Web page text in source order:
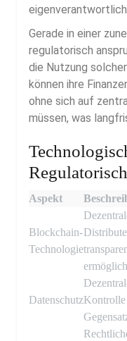
Gerade in einer
regulatorisch
die Nutzung
können ihre
ohne sich auf
müssen, was
Aspekt
Blockchain-
Technologie
DatenschutzKontrolle